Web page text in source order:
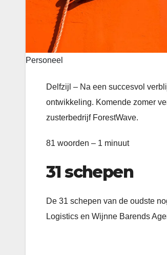
Personeel
Delfzijl – Na een succesvol
ontwikkeling. Komende zomer
zusterbedrijf ForestWave.
81 woorden – 1 minuut
31 schepen
De 31 schepen van de oudste
Logistics en Wijnne Barends